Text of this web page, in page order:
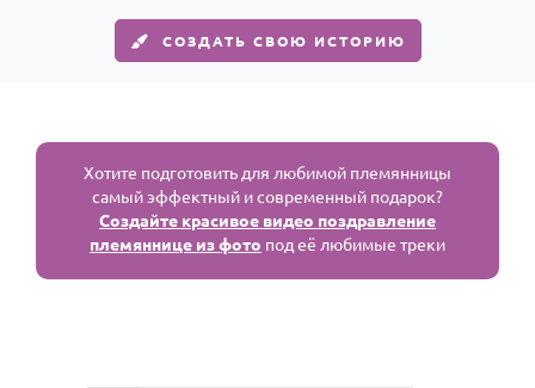
СОЗДАТЬ СВОЮ ИСТОРИЮ
Хотите подготовить для любимой племянницы
самый эффектный и современный подарок?
Создайте красивое видео поздравление
племяннице из фото под её любимые треки